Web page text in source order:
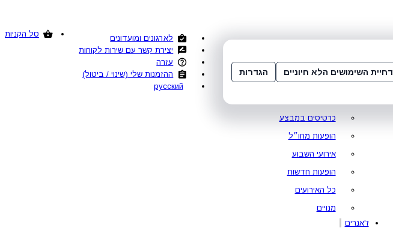
סל הקניות
עמוד ראשי
סופר פרייס
כרטיסים במבצע
הופעות מחו״ל
אירועי השבוע
הופעות חדשות
כל האירועים
מנויים
ז'אנרים
לארגונים ומועדונים
יצירת קשר עם שירות לקוחות
עזרה
ההזמנות שלי (שינוי / ביטול)
русский
דחיית השימושים הלא חיוניים הגדרות